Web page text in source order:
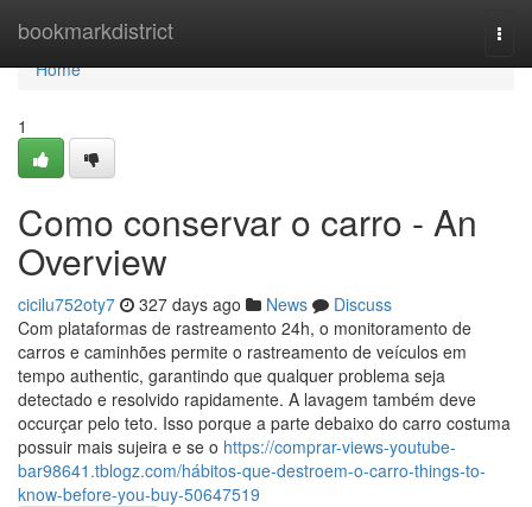
bookmarkdistrict
Home
Home
1
Como conservar o carro - An
Overview
cicilu752oty7 327 days ago News
Discuss
Com plataformas de rastreamento 24h, o monitoramento de
carros e caminhões permite o rastreamento de veículos em
tempo authentic, garantindo que qualquer problema seja
detectado e resolvido rapidamente. A lavagem também deve
occurçar pelo teto. Isso porque a parte debaixo do carro costuma
possuir mais sujeira e se o https://comprar-views-youtube-
bar98641.tblogz.com/hábitos-que-destroem-o-carro-things-to-
know-before-you-buy-50647519